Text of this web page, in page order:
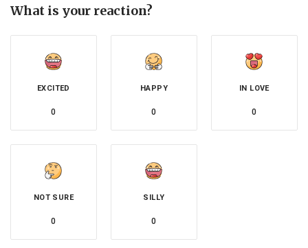
What is your reaction?
EXCITED
0
HAPPY
0
IN LOVE
0
NOT SURE
0
SILLY
0